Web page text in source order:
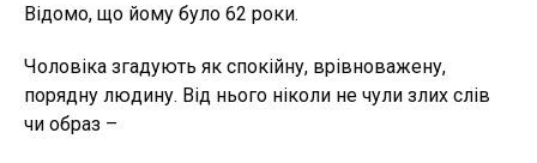
Відомо, що йому було 62 роки.
Чоловіка згадують як спокійну, врівноважену,
порядну людину. Від нього ніколи не чули злих слів
чи образ –